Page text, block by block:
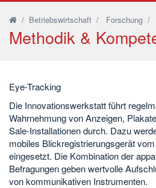
/ Betriebswirtschaft / Forschung /
Methodik &
Eye-Tracking
Die Innovationswerkstatt führt
Wahrnehmung von Anzeigen,
Sale-Installationen durch. Dazu
mobiles Blickregistrierungsgerät
eingesetzt. Die Kombination der
Befragungen geben wertvolle
von kommunikativen Instrumenten.